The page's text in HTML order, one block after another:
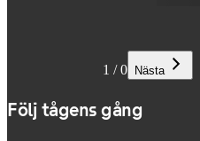
1 /0 Nästa
Följ tågens gång